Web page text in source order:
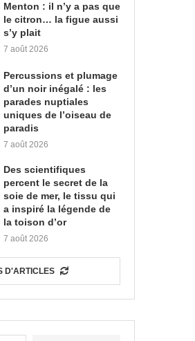
Menton : il n’y a pas que
le citron… la figue aussi
s’y plait
7 août 2026
Percussions et plumage
d’un noir inégalé : les
parades nuptiales
uniques de l’oiseau de
paradis
7 août 2026
Des scientifiques
percent le secret de la
soie de mer, le tissu qui
a inspiré la légende de
la toison d’or
7 août 2026
D'ARTICLES